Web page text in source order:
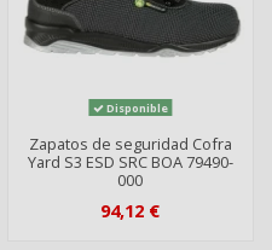
Disponible
Zapatos de seguridad Cofra
Yard S3 ESD SRC BOA 79490-
000
94,12 €